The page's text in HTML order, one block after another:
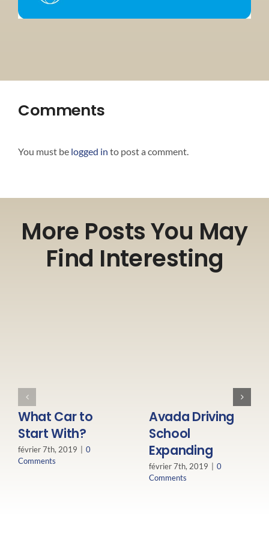
Comments
You must be logged in to post a comment.
More Posts You May
Find Interesting
What Car to
Start With?
février 7th, 2019
0
Comments
Avada Driving
School
Expanding
février 7th, 2019
0
Comments